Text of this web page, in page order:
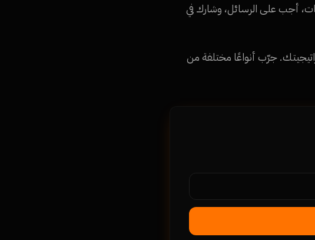
أجب على الرسائل، وشارك في
جرّب أنواعًا مختلفة من